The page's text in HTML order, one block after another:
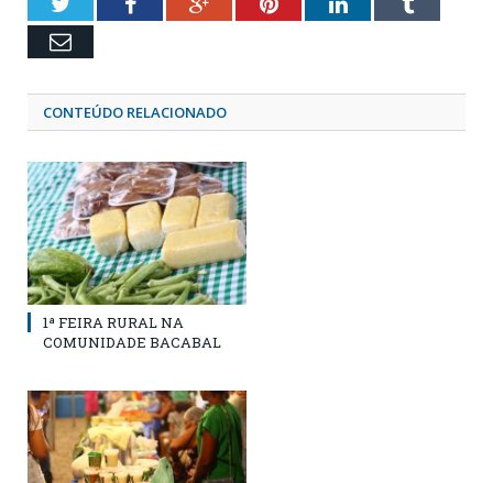
Email
CONTEÚDO RELACIONADO
1ª FEIRA RURAL NA
COMUNIDADE BACABAL